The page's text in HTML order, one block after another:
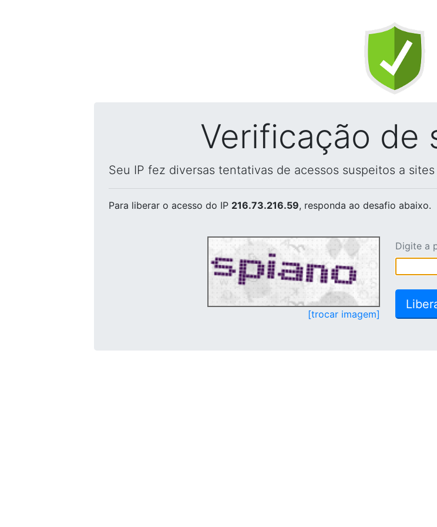
Verificação de
Seu IP fez diversas tentativas de acessos suspeitos a
Para liberar o acesso do IP 216.73.216.59, responda ao desafio abaixo.
[trocar imagem]
Digite a